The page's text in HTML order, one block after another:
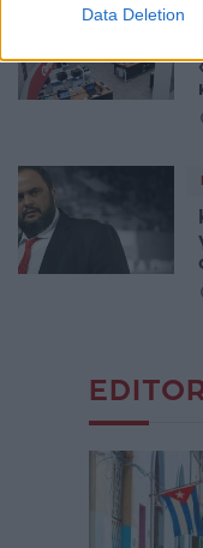
Data Deletion